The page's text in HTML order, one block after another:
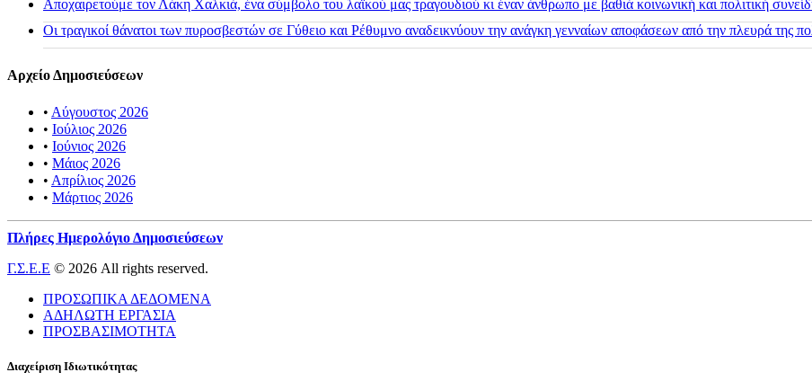
Αποχαιρετούμε τον Λάκη Χαλκιά, ένα σύμβολο του λαϊκού μας τραγουδιού κι έναν άνθρωπο με βαθιά κοινωνική και πολιτική
Οι τραγικοί θάνατοι των πυροσβεστών σε Γύθειο και Ρέθυμνο αναδεικνύουν την ανάγκη γενναίων αποφάσεων από την πλευρά της
Αρχείο Δημοσιεύσεων
• Αύγουστος 2026
• Ιούλιος 2026
• Ιούνιος 2026
• Μάιος 2026
• Απρίλιος 2026
• Μάρτιος 2026
Πλήρες Ημερολόγιο Δημοσιεύσεων
Γ.Σ.Ε.Ε © 2026 All rights reserved.
ΠΡΟΣΩΠΙΚΑ ΔΕΔΟΜΕΝΑ
ΑΔΗΛΩΤΗ ΕΡΓΑΣΙΑ
ΠΡΟΣΒΑΣΙΜΟΤΗΤΑ
Διαχείριση Ιδιωτικότητας